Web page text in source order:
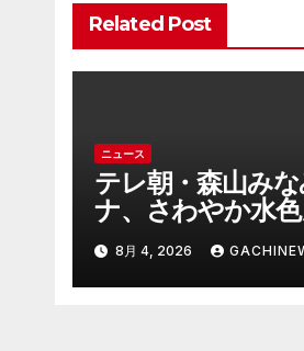
ョ
ン
Related Post
ニュース
テレ朝・森山み
ナ、さわやか水色
スリ姿で神スタイ
裂 「爽やかで可
い」「最上級にお
8月 4, 2026